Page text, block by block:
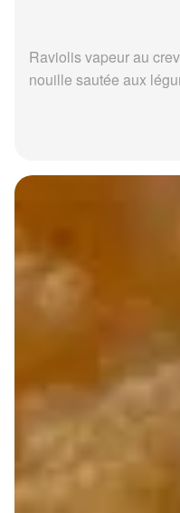
Raviolis vapeur au
nouille sautée aux